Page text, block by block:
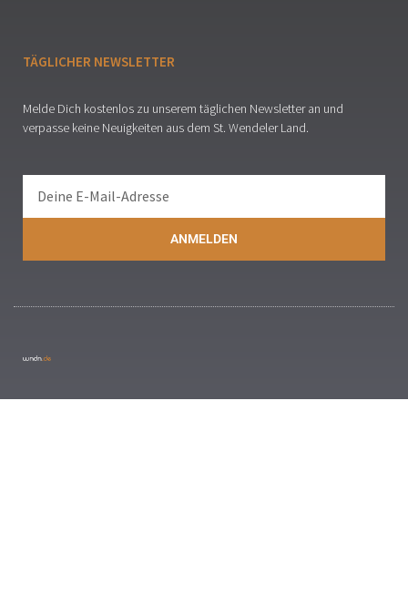
TÄGLICHER NEWSLETTER
Melde Dich kostenlos zu unserem täglichen Newsletter an und
verpasse keine Neuigkeiten aus dem St. Wendeler Land.
ANMELDEN